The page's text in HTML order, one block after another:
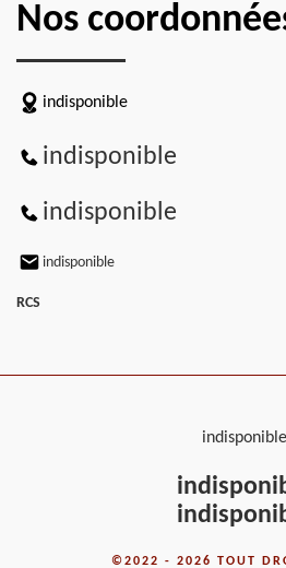
Nos
indisponible
indisponible
indisponible
indisponible
RCS
indisponible
©2022 - 2026 TOUT